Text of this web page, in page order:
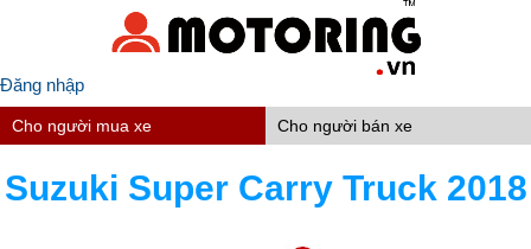
Đăng nhập
Cho người mua xe Cho người bán xe
Suzuki Super Carry Truck 2018